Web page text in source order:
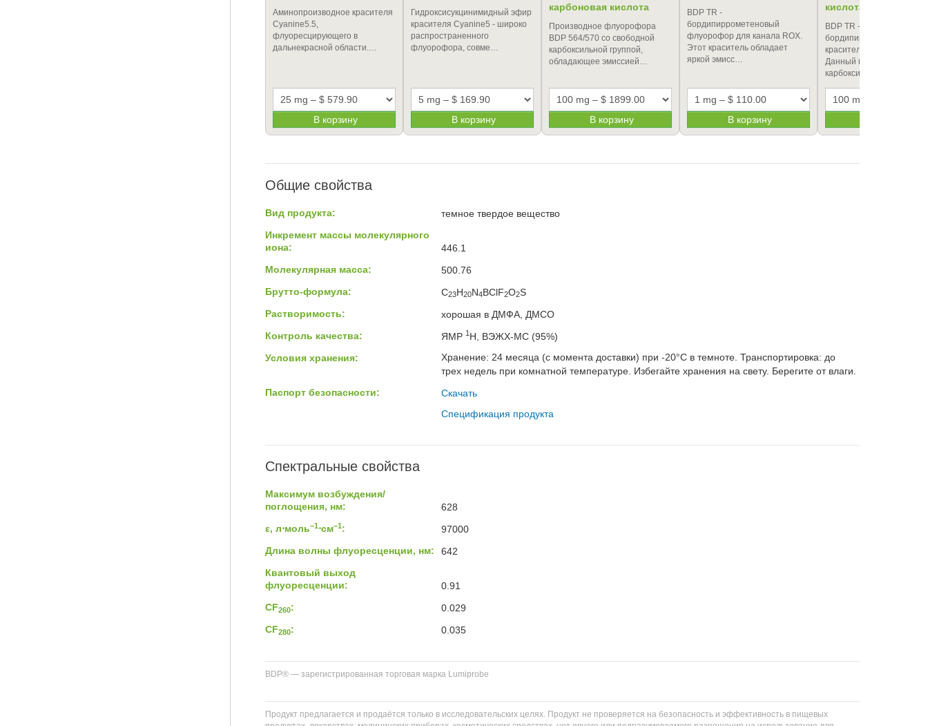
Аминопроизводное красителя
Cyanine5.5,
флуоресцирующего в
дальнекрасной области.…
В корзину
Гидроксисукцинимидный эфир
красителя Cyanine5 - широко
распространенного
флуорофора, совме…
В корзину
карбоновая кислота
Производное флуорофора
BDP 564/570 со свободной
карбоксильной группой,
обладающее эмиссией…
В корзину
BDP TR -
бордипиррометеновый
флуорофор для канала ROX.
Этот краситель обладает
яркой эмисс…
В корзину
кислота
BDP TR -
бордипиррометеновый
краситель для канала
Данный продукт является
карбоксильн…
Общие свойства
Вид продукта:
темное твердое вещество
Инкремент массы молекулярного
иона:
446.1
Молекулярная масса:
500.76
Брутто-формула:
C23H20N4BClF2O2S
Растворимость:
хорошая в ДМФА, ДМСО
Контроль качества:
ЯМР 1H, ВЭЖХ-МС (95%)
Условия хранения:
Хранение: 24 месяца (с момента доставки) при -20°C в темноте. Транспортировка: до
трех недель при комнатной температуре. Избегайте хранения на свету. Берегите от влаги.
Паспорт безопасности:
Скачать
Спецификация продукта
Спектральные свойства
Максимум возбуждения/
поглощения, нм:
628
ε, л⋅моль−1⋅см−1:
97000
Длина волны флуоресценции, нм:
642
Квантовый выход
флуоресценции:
0.91
CF260:
0.029
CF280: 0.035
BDP® — зарегистрированная торговая марка Lumiprobe
Продукт предлагается и продаётся только в исследовательских целях. Продукт не проверяется на безопасность и эффективность в пищевых